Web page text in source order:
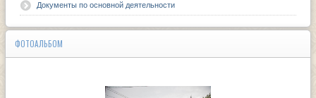
Документы по основной деятельности
ФОТОАЛЬБОМ